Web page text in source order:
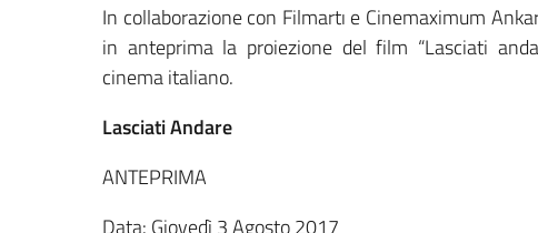
In collaborazione con Filmartı e Cinemaximum
in anteprima la proiezione del film “Lasciati
cinema italiano.
Lasciati Andare
ANTEPRIMA
Data: Giovedì 3 Agosto 2017